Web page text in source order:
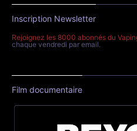
Inscription Newsletter
Rejoignez les 8000 abonnés du
chaque vendredi par email.
Film documentaire